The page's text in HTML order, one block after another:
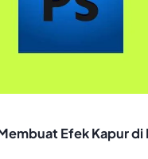
Efek Kapur